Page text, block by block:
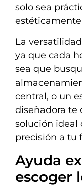
solo sea
La
ya que cada
sea que
central, o un
diseñadora te
solución ideal
precisión a tu
Ayuda
escoger